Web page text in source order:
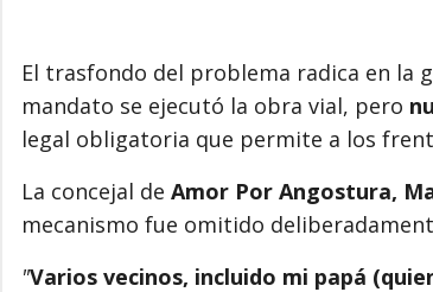
El trasfondo del problema radica en la
mandato se ejecutó la obra vial, pero
legal obligatoria que permite a los
La concejal de Amor Por Angostura,
mecanismo fue omitido
"Varios vecinos, incluido mi papá